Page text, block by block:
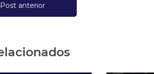
Post anterior